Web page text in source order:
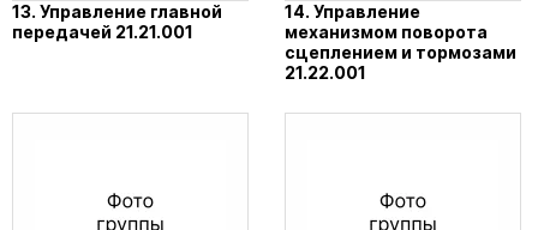
13. Управление главной
передачей 21.21.001
14. Управление
механизмом поворота
сцеплением и тормозами
21.22.001